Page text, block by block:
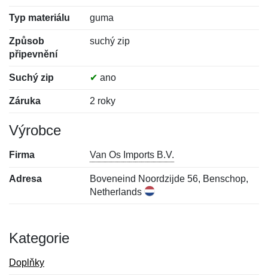
Typ materiálu guma
Způsob
připevnění
suchý zip
Suchý zip ✔ ano
Záruka 2 roky
Výrobce
Firma Van Os Imports B.V.
Adresa
Boveneind Noordzijde 56, Benschop,
Netherlands
Kategorie
Doplňky